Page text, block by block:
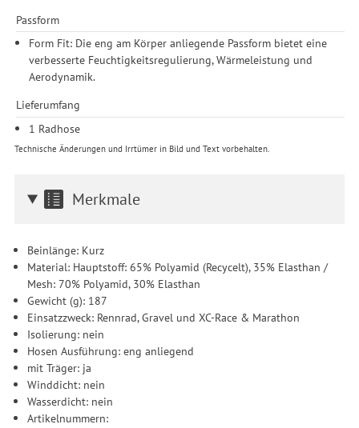
Passform
Form Fit: Die eng am Körper anliegende Passform bietet eine
verbesserte Feuchtigkeitsregulierung, Wärmeleistung und
Aerodynamik.
Lieferumfang
1 Radhose
Technische Änderungen und Irrtümer in Bild und Text vorbehalten.
Merkmale
Beinlänge: Kurz
Material: Hauptstoff: 65% Polyamid (Recycelt), 35% Elasthan /
Mesh: 70% Polyamid, 30% Elasthan
Gewicht (g): 187
Einsatzzweck: Rennrad, Gravel und XC-Race & Marathon
Isolierung: nein
Hosen Ausführung: eng anliegend
mit Träger: ja
Winddicht: nein
Wasserdicht: nein
Artikelnummern: